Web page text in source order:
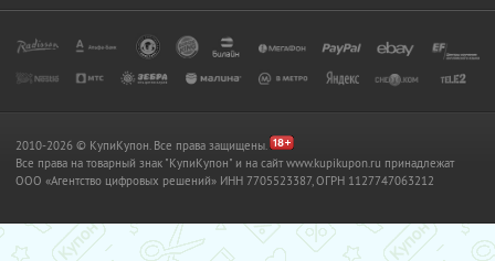
2010-2026 © КупиКупон. Все права защищены.
Все права на товарный знак "КупиКупон" и на сайт www.kupikupon.ru принадлежат
OOO «Агентство цифровых решений» ИНН 7705523387, ОГРН 1127747063212